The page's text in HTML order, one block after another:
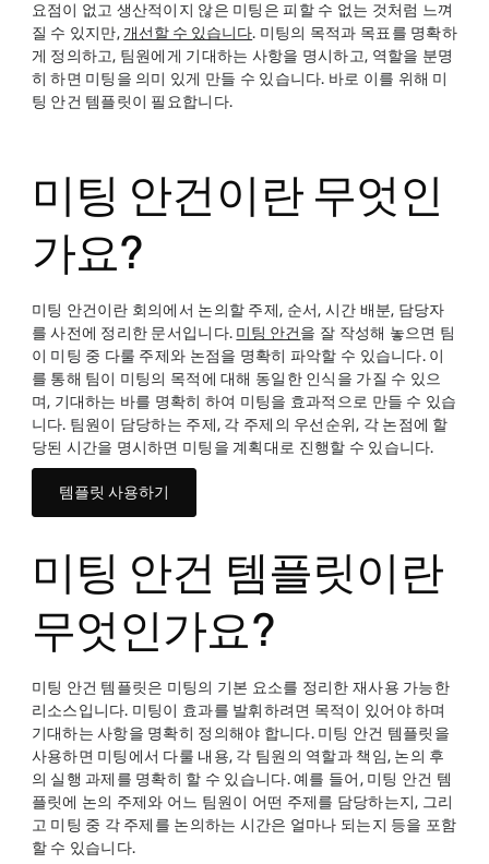
요점이 없고 생산적이지 않은 미팅은 피할 수 없는 것처럼 느껴
질 수 있지만, 개선할 수 있습니다. 미팅의 목적과 목표를 명확하
게 정의하고, 팀원에게 기대하는 사항을 명시하고, 역할을 분명
히 하면 미팅을 의미 있게 만들 수 있습니다. 바로 이를 위해 미
팅 안건 템플릿이 필요합니다.
미팅 안건이란 무엇인
가요?
미팅 안건이란 회의에서 논의할 주제, 순서, 시간 배분, 담당자
를 사전에 정리한 문서입니다. 미팅 안건을 잘 작성해 놓으면 팀
이 미팅 중 다룰 주제와 논점을 명확히 파악할 수 있습니다. 이
를 통해 팀이 미팅의 목적에 대해 동일한 인식을 가질 수 있으
며, 기대하는 바를 명확히 하여 미팅을 효과적으로 만들 수 있습
니다. 팀원이 담당하는 주제, 각 주제의 우선순위, 각 논점에 할
당된 시간을 명시하면 미팅을 계획대로 진행할 수 있습니다.
템플릿 사용하기
미팅 안건 템플릿이란
무엇인가요?
미팅 안건 템플릿은 미팅의 기본 요소를 정리한 재사용 가능한
리소스입니다. 미팅이 효과를 발휘하려면 목적이 있어야 하며
기대하는 사항을 명확히 정의해야 합니다. 미팅 안건 템플릿을
사용하면 미팅에서 다룰 내용, 각 팀원의 역할과 책임, 논의 후
의 실행 과제를 명확히 할 수 있습니다. 예를 들어, 미팅 안건 템
플릿에 논의 주제와 어느 팀원이 어떤 주제를 담당하는지, 그리
고 미팅 중 각 주제를 논의하는 시간은 얼마나 되는지 등을 포함
할 수 있습니다.